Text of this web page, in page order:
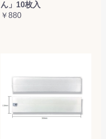
ん」10枚入
￥880